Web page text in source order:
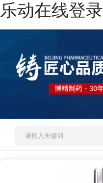
乐动在线登录
网站乐动在线登录
施工案例
人才招聘